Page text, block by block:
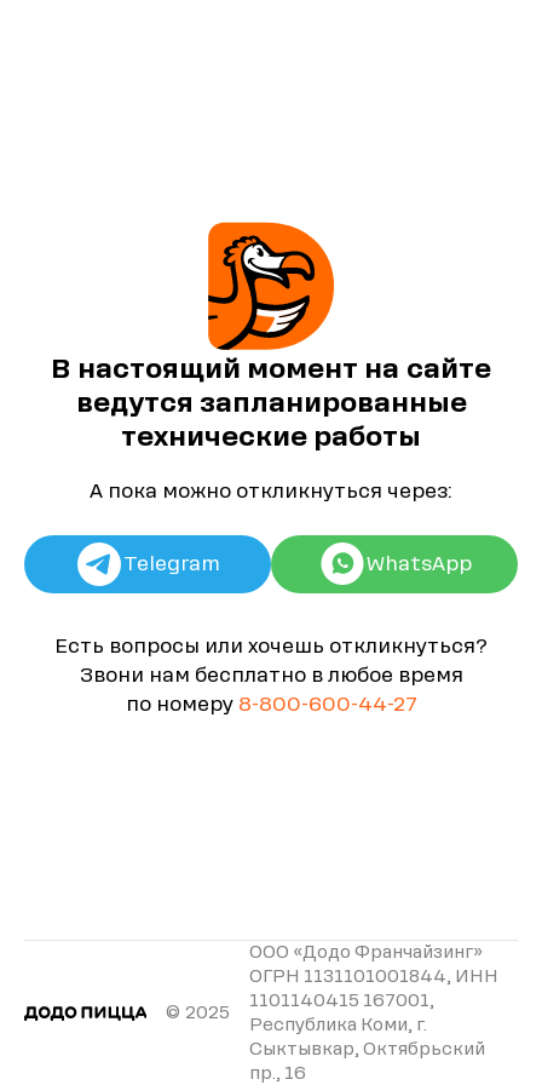
В настоящий момент на сайте
ведутся запланированные
технические работы
А пока можно откликнуться через:
Telegram WhatsApp
Есть вопросы или хочешь откликнуться?
Звони нам бесплатно в любое время
по номеру 8-800-600-44-27
© 2025
ООО «Додо Франчайзинг»
ОГРН 1131101001844, ИНН
1101140415 167001,
Республика Коми, г.
Сыктывкар, Октябрьский
пр., 16